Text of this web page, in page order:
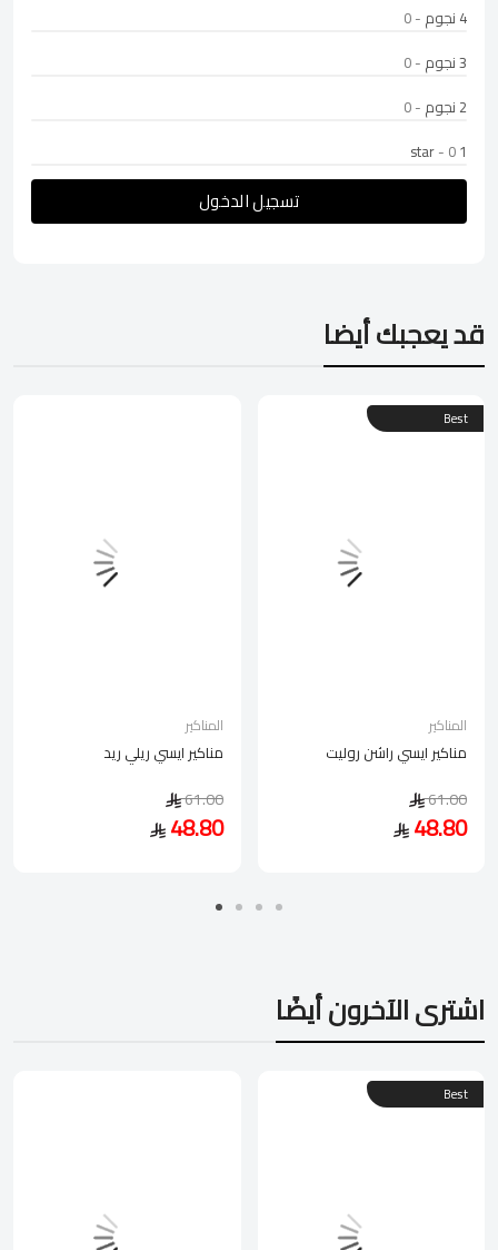
4 نجوم
- 0
3 نجوم
- 0
2 نجوم
- 0
1 star
- 0
تسجيل الدخول
قد يعجبك أيضا
المناكير
مناكير ايسي ريلي ريد
61.00
48.80
Best
المناكير
مناكير ايسي راشن روليت
61.00
48.80
اشترى الآخرون أيضًا
Best